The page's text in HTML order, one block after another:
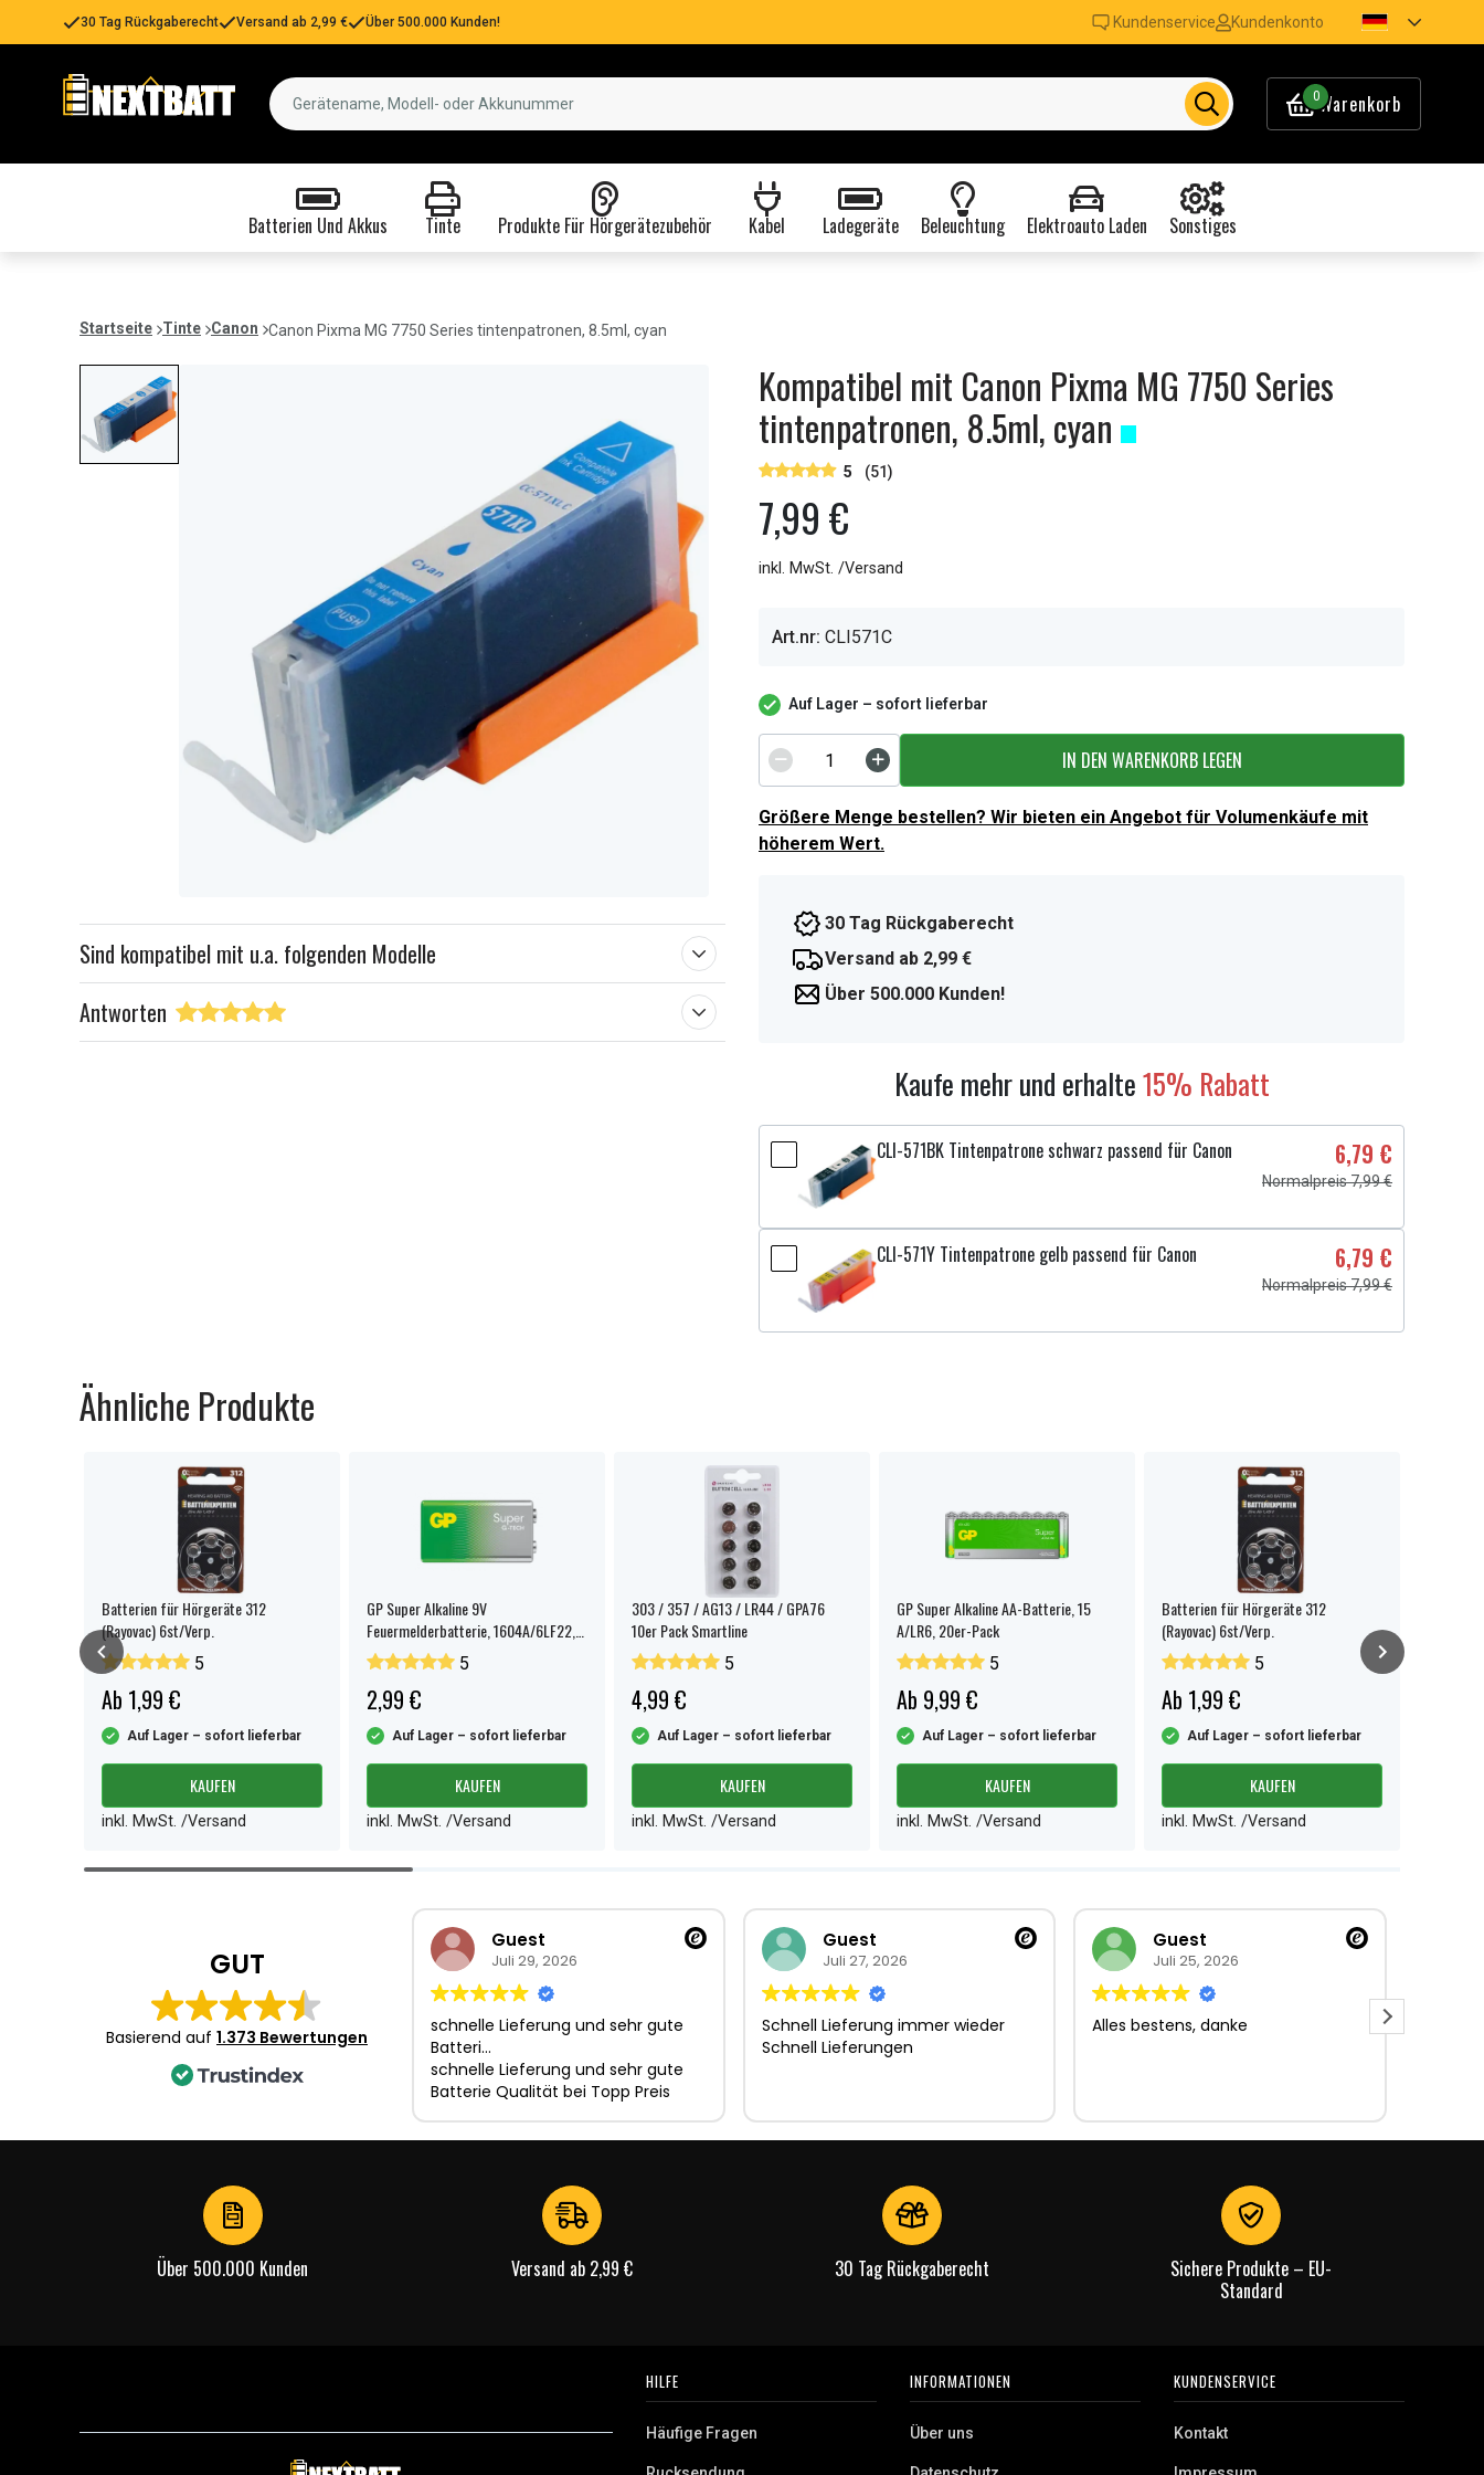
30 Tag Rückgaberecht Versand ab 2,99 € Über 500.000 Kunden! Kundenservice Kundenkonto
0Warenkorb
Batterien Und Akkus Tinte Produkte Für Hörgerätezubehör Kabel Ladegeräte Beleuchtung Elektroauto Laden Sonstiges
Startseite Tinte Canon Canon Pixma MG 7750 Series tintenpatronen, 8.5ml, cyan
of
1
Sind kompatibel mit u.a. folgenden Modelle
Antworten
Kompatibel mit Canon Pixma MG 7750 Series
tintenpatronen, 8.5ml, cyan
5 (51)
7,99 €
inkl. MwSt. /Versand
Art.nr: CLI571C
Auf Lager – sofort lieferbar
IN DEN WARENKORB LEGEN
Größere Menge bestellen? Wir bieten ein Angebot für Volumenkäufe mit
höherem Wert.
30 Tag Rückgaberecht
Versand ab 2,99 €
Über 500.000 Kunden!
Kaufe mehr und erhalte15% Rabatt
CLI-571BK Tintenpatrone schwarz passend für Canon 6,79 €
Normalpreis 7,99 €
CLI-571Y Tintenpatrone gelb passend für Canon 6,79 €
Normalpreis 7,99 €
Ähnliche Produkte
Batterien für Hörgeräte 312
(Rayovac) 6st/Verp.
5
Ab 1,99 €
Auf Lager – sofort lieferbar
KAUFEN
inkl. MwSt. /Versand
GP Super Alkaline 9V
Feuermelderbatterie, 1604A/6LF22,
1er-Pack
5
2,99 €
Auf Lager – sofort lieferbar
KAUFEN
inkl. MwSt. /Versand
303 / 357 / AG13 / LR44 / GPA76
10er Pack Smartline
5
4,99 €
Auf Lager – sofort lieferbar
KAUFEN
inkl. MwSt. /Versand
GP Super Alkaline AA-Batterie, 15
A/LR6, 20er-Pack
5
Ab 9,99 €
Auf Lager – sofort lieferbar
KAUFEN
inkl. MwSt. /Versand
Batterien für Hörgeräte 312
(Rayovac) 6st/Verp.
5
Ab 1,99 €
Auf Lager – sofort lieferbar
KAUFEN
inkl. MwSt. /Versand
Item
GUT
Basierend auf 1.373 Bewertungen
Guest
Juli 29, 2026
schnelle Lieferung und sehr gute
Batteri…
schnelle Lieferung und sehr gute
Batterie Qualität bei Topp Preis
Guest
Juli 27, 2026
Schnell Lieferung immer wieder
Schnell Lieferungen
Guest
Juli 25, 2026
Alles bestens, danke
Über 500.000 Kunden Versand ab 2,99 € 30 Tag Rückgaberecht
Sichere Produkte – EU-
Standard
HILFE
Häufige Fragen
INFORMATIONEN
Über uns
KUNDENSERVICE
Kontakt